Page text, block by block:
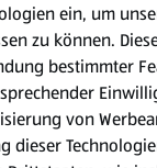
Gemüsereis:
Die Zwiebel
entkernen, mit
ein, um
zu können.
bestimmter
von
dieser